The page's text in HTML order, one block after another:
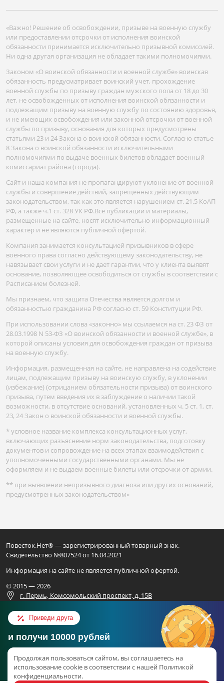
Приведи друга
и получи 10000 рублей
Об акции
«Важно! Решение об освобождении, призыве на военную службу
или предоставлении отсрочки от исполнения воинской
обязанности принимается исключительно призывной комиссией.
Ни одна другая организация не обладает такими полномочиями.
Законом «О воинской обязанности и военной службе» воинская
обязанность предусматривает воинский учет, прохождение
военной службы по призыву граждан мужского пола от 18 до 30
лет, не освобожденных от исполнения воинской обязанности и
подлежащим призыву на военную службу по состоянию здоровья,
и не имеющих освобождения или законной отсрочки от военной
службы по призыву, основания для которых предусмотрены
статьями 23 и 24 Закона о воинской обязанности. Согласно статье
8 Закона о воинской обязанности исключительными
полномочиями по выдаче военных билетов обладает военный
комиссариат района (города).
Сайт и наша компания не пропагандируют уклонение от военной
службы и совершение действий, запрещенных действующим
законодательством, так как это является нарушением ст. 21.5 КоАП
РФ, а также ч.1 ст. 328 УК РФ.Все публикации и материалы,
размещенные на сайте, носят исключительно информационный
характер и не являются публичной офертой.
Компания занимается консультацией призывников в сфере
военного права согласно действующему законодательству, не
навязывает свои услуги и не дает гарантии, что у клиента выявят
основание, позволяющее освободиться от службы в соответствии с
Расписанием болезней.
Мы признаем, что защита Отечества является долгом и
обязанностью гражданина РФ согласно ст. 59 Конституции РФ.
При использовании слова «законно» мы ссылаемся на ст. 23 ФЗ от
28.03.1998 N 53-ФЗ «О воинской обязанности и военной службе», в
которой описаны условия для освобождения граждан от призыва
на военную службу.
Информация, размещенная на сайте, не направлена на содействие
лицам, подлежащим призыву на воинскую службу, в уклонении
(избежание) (отрицанием обязательности призыва) от воинского
призыва, путем введения их в заблуждение о наличии такой
возможности, в отсутствие оснований, установленных ч. 5 ст. 1, ст.
23, 24 Закон о воинской обязанности и военной службы.
* условное название комплекса консультационных услуг,
включающих разъяснение норм законодательства, подготовку
документов и сопровождение на всех этапах взаимодействия с
уполномоченными государственными органами. Мы не
оформляем и не выдаем военные билеты или отсрочки от армии.
** при выявлении непризывного диагноза или других оснований,
предусмотренных законодательством»
Консультация в Telegram
ОГРН 325169000248801
ИНН 165917449559
г. Пермь, Комсомольский проспект, д. 15В
Для официальных запросов
Повесток.Нет® — зарегистрированный товарный знак.
Свидетельство №807524 от 16.04.2021
Информация на сайте не является публичной офертой.
© 2015 — 2026
Продолжая пользоваться сайтом, вы соглашаетесь на
использование cookie в соответствии с нашей Политикой
конфиденциальности.